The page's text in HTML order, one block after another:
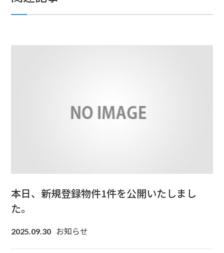
本日、新規登録物件1件を公開いたしまし
た。
2025.09.30 お知らせ